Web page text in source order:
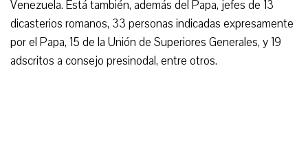
Venezuela. Está también, además del Papa, jefes de 13
dicasterios romanos, 33 personas indicadas expresamente
por el Papa, 15 de la Unión de Superiores Generales, y 19
adscritos a consejo presinodal, entre otros.